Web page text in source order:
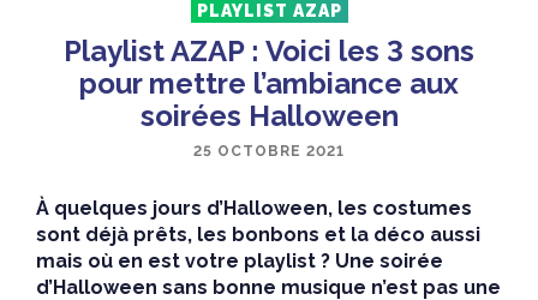
PLAYLIST AZAP
Playlist AZAP : Voici les 3 sons
pour mettre l’ambiance aux
soirées Halloween
25 OCTOBRE 2021
À quelques jours d’Halloween, les costumes
sont déjà prêts, les bonbons et la déco aussi
mais où en est votre playlist ? Une soirée
d’Halloween sans bonne musique n’est pas une